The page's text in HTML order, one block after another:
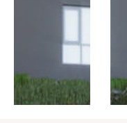
Liên hệ